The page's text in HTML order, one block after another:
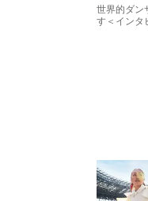
世界的ダン
す＜インタ